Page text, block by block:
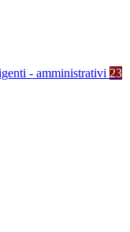
- amministrativi 23